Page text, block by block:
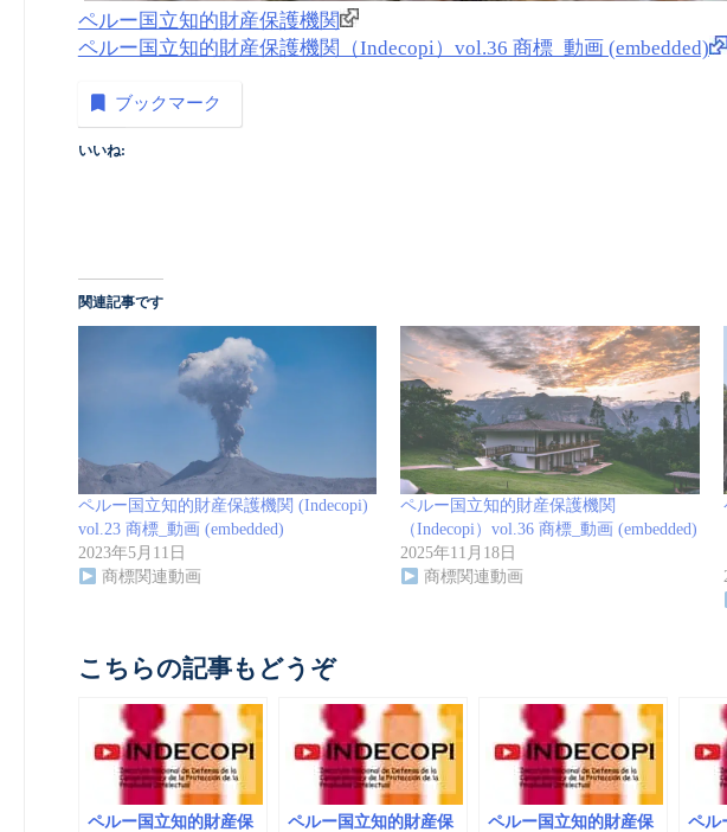
ペルー国立知的財産保護機関
ペルー国立知的財産保護機関（Indecopi）vol.36 商標_動画 (embedded)
ブックマーク
いいね:
関連記事です
ペルー国立知的財産保護機関 (Indecopi)
vol.23 商標_動画 (embedded)
2023年5月11日
商標関連動画
ペルー国立知的財産保護機関
（Indecopi）vol.36 商標_動画 (embedded)
2025年11月18日
商標関連動画
こちらの記事もどうぞ
ペルー国立知的財産保
ペルー国立知的財産保
ペルー国立知的財産保
ペル